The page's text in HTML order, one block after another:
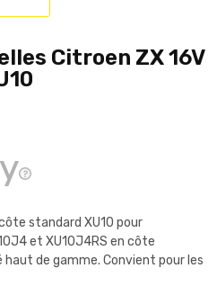
Citroen ZX 16V
standard XU10 pour
et XU10J4RS en côte
de gamme. Convient pour les